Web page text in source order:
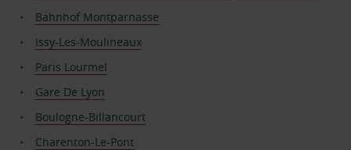
Bahnhof Montparnasse
Issy-Les-Moulineaux
Paris Lourmel
Gare De Lyon
Boulogne-Billancourt
Charenton-Le-Pont